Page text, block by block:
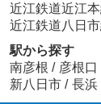
近江鉄道近江
近江鉄道八日
駅から探す
南彦根 / 彦根口
新八日市 / 長浜